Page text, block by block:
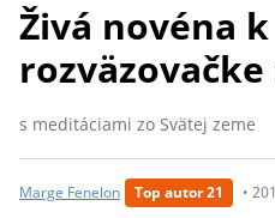
Živá novéna
s meditáciami zo Svätej zeme
Marge Fenelon Top autor 21 •